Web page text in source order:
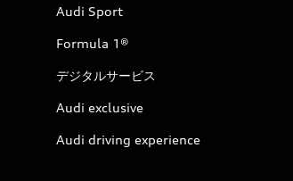
Audi Sport
Formula 1®
デジタルサービス
Audi exclusive
Audi driving experience